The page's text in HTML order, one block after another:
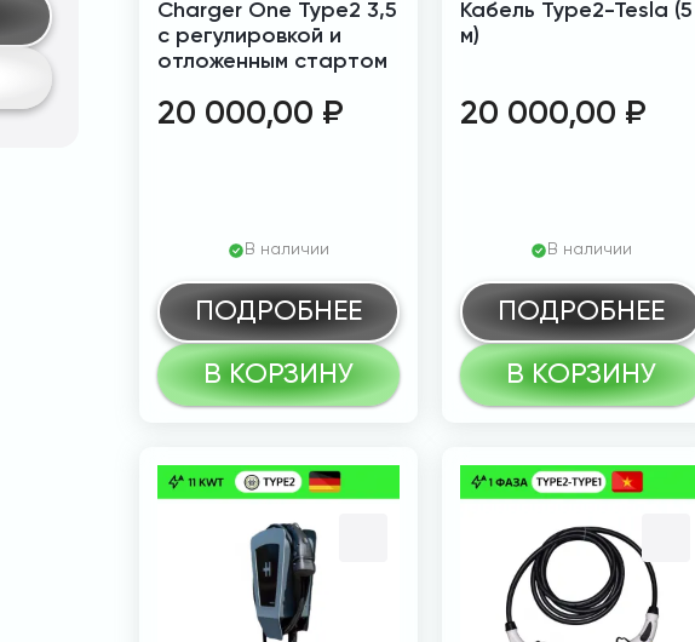
Charger One Type2 3,5
с регулировкой и
отложенным стартом
20 000,00 ₽
В наличии
ПОДРОБНЕЕ
В КОРЗИНУ
Кабель Type2-Tesla (5
м)
20 000,00 ₽
В наличии
ПОДРОБНЕЕ
В КОРЗИНУ